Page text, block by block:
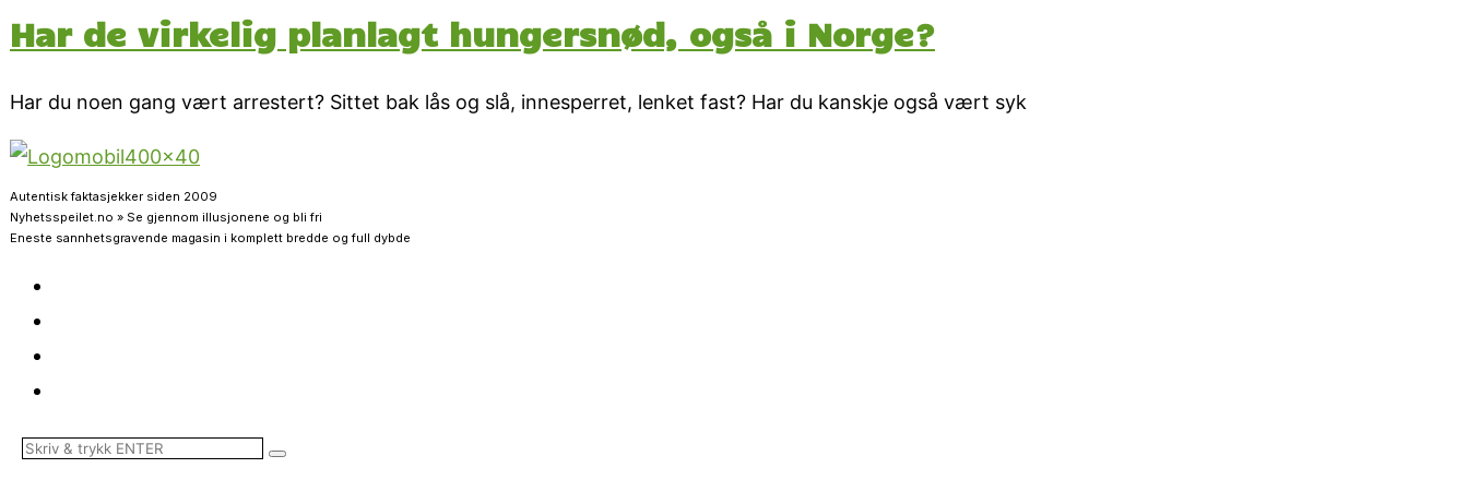
Har de virkelig planlagt hungersnød, også i Norge?
Har du noen gang vært arrestert? Sittet bak lås og slå, innesperret, lenket fast? Har du kanskje også vært syk
Autentisk faktasjekker siden 2009
Nyhetsspeilet.no » Se gjennom illusjonene og bli fri
Eneste sannhetsgravende magasin i komplett bredde og full dybde